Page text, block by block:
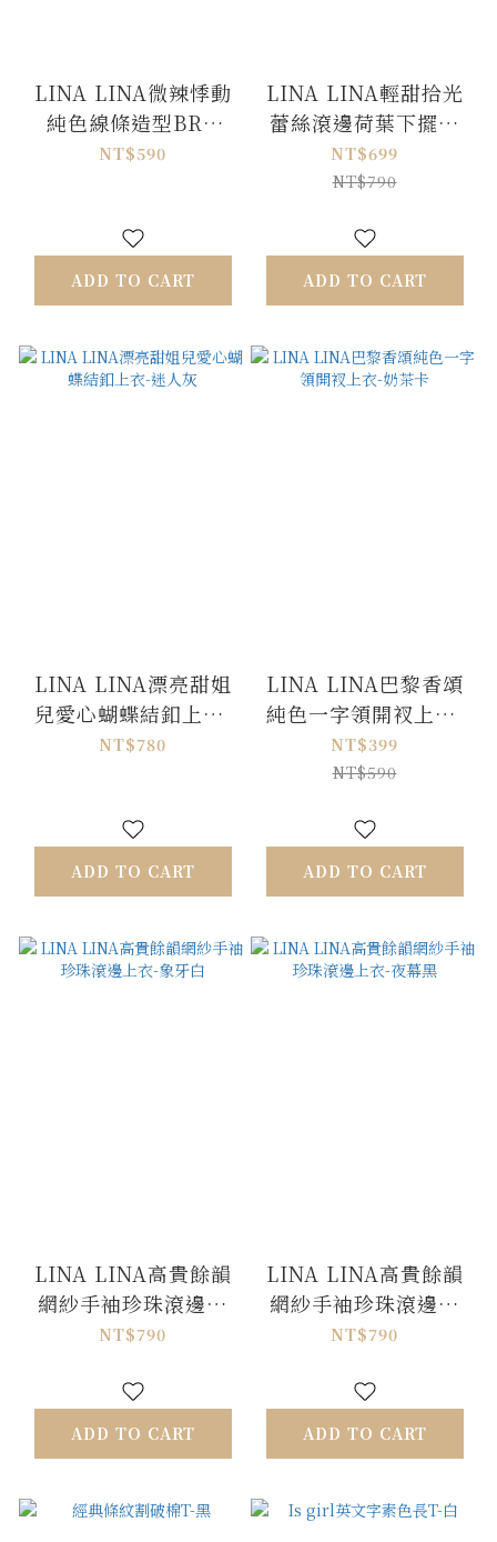
LINA LINA微辣悸動
純色線條造型BRA
TOP上衣-唯美白
NT$590
ADD TO CART
LINA LINA輕甜拾光
蕾絲滾邊荷葉下擺上
衣-質感深藍
NT$699
NT$790
ADD TO CART
LINA LINA漂亮甜姐
兒愛心蝴蝶結釦上衣-
迷人灰
NT$780
ADD TO CART
LINA LINA巴黎香頌
純色一字領開衩上衣-
奶茶卡
NT$399
NT$590
ADD TO CART
LINA LINA高貴餘韻
網紗手袖珍珠滾邊上
衣-象牙白
NT$790
ADD TO CART
LINA LINA高貴餘韻
網紗手袖珍珠滾邊上
衣-夜幕黑
NT$790
ADD TO CART